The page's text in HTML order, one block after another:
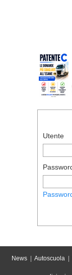
Utente
News| Autoscuola|